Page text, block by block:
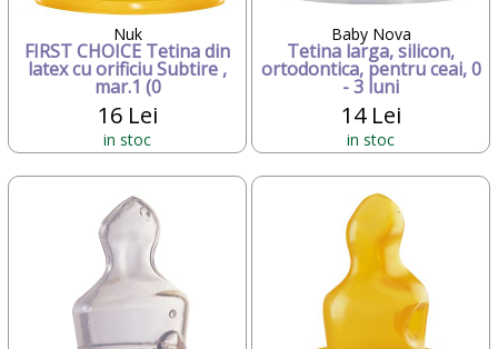
Nuk
FIRST CHOICE Tetina din
latex cu orificiu Subtire ,
mar.1 (0
16 Lei
in stoc
Baby Nova
Tetina larga, silicon,
ortodontica, pentru ceai, 0
- 3 luni
14 Lei
in stoc